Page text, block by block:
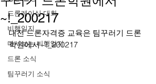
드론레이싱 대회
비행일지
다시보는 비행일지
드론 소식
팀꾸러기 소식
~!_200217
대전 드론자격증 교육은 팀꾸러기 드론
학원에서~!_200217